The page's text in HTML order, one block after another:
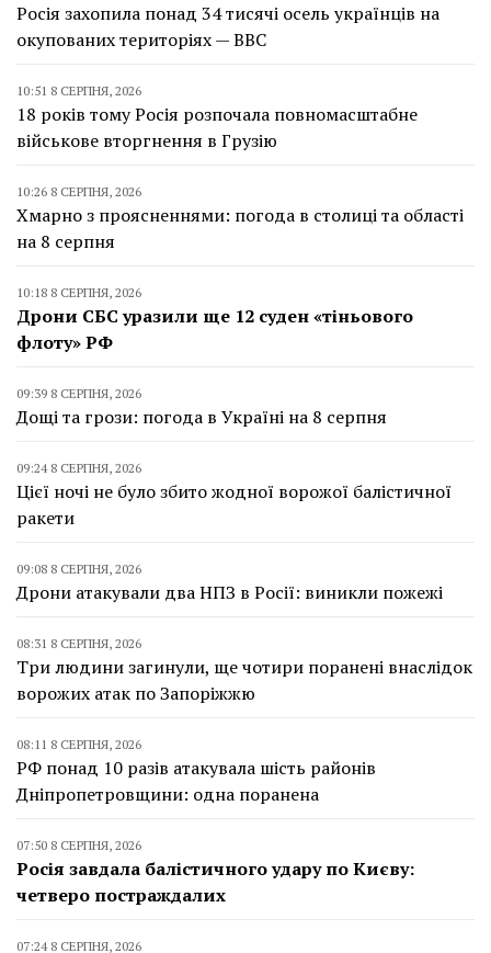
Росія захопила понад 34 тисячі осель українців на
окупованих територіях — BBC
10:51 8 СЕРПНЯ, 2026
18 років тому Росія розпочала повномасштабне
військове вторгнення в Грузію
10:26 8 СЕРПНЯ, 2026
Хмарно з проясненнями: погода в столиці та області
на 8 серпня
10:18 8 СЕРПНЯ, 2026
Дрони СБС уразили ще 12 суден «тіньового
флоту» РФ
09:39 8 СЕРПНЯ, 2026
Дощі та грози: погода в Україні на 8 серпня
09:24 8 СЕРПНЯ, 2026
Цієї ночі не було збито жодної ворожої балістичної
ракети
09:08 8 СЕРПНЯ, 2026
Дрони атакували два НПЗ в Росії: виникли пожежі
08:31 8 СЕРПНЯ, 2026
Три людини загинули, ще чотири поранені внаслідок
ворожих атак по Запоріжжю
08:11 8 СЕРПНЯ, 2026
РФ понад 10 разів атакувала шість районів
Дніпропетровщини: одна поранена
07:50 8 СЕРПНЯ, 2026
Росія завдала балістичного удару по Києву:
четверо постраждалих
07:24 8 СЕРПНЯ, 2026